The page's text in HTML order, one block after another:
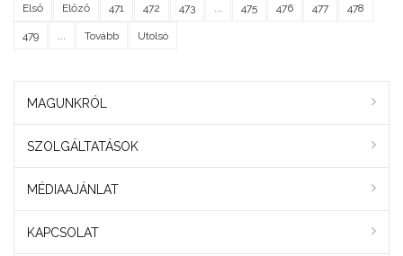
Első Előző 471 472 473 475 476 477 478
479 Tovább Utolsó
MAGUNKRÓL
SZOLGÁLTATÁSOK
MÉDIAAJÁNLAT
KAPCSOLAT